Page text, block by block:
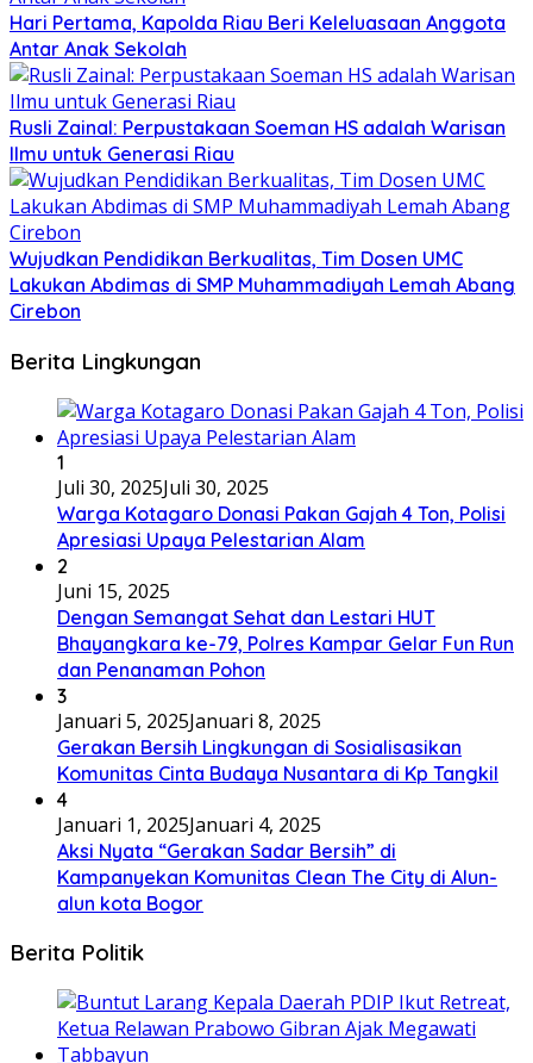
Hari Pertama, Kapolda Riau Beri Keleluasaan Anggota
Antar Anak Sekolah
Rusli Zainal: Perpustakaan Soeman HS adalah Warisan
Ilmu untuk Generasi Riau
Wujudkan Pendidikan Berkualitas, Tim Dosen UMC
Lakukan Abdimas di SMP Muhammadiyah Lemah Abang
Cirebon
Berita Lingkungan
1
Juli 30, 2025Juli 30, 2025
Warga Kotagaro Donasi Pakan Gajah 4 Ton, Polisi
Apresiasi Upaya Pelestarian Alam
2
Juni 15, 2025
Dengan Semangat Sehat dan Lestari HUT
Bhayangkara ke-79, Polres Kampar Gelar Fun Run
dan Penanaman Pohon
3
Januari 5, 2025Januari 8, 2025
Gerakan Bersih Lingkungan di Sosialisasikan
Komunitas Cinta Budaya Nusantara di Kp Tangkil
4
Januari 1, 2025Januari 4, 2025
Aksi Nyata “Gerakan Sadar Bersih” di
Kampanyekan Komunitas Clean The City di Alun-
alun kota Bogor
Berita Politik